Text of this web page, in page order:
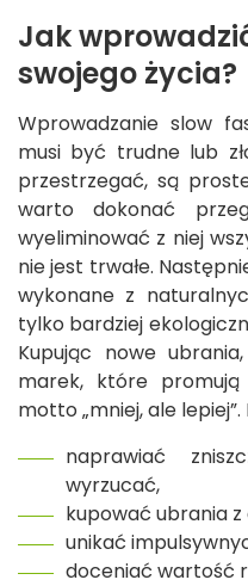
Jak
swojego życia?
Wprowadzanie slow
musi być trudne lub
przestrzegać, są
warto dokonać
wyeliminować z niej
nie jest trwałe.
wykonane z
tylko bardziej
Kupując nowe
marek, które
motto „mniej, ale
naprawiać
wyrzucać,
kupować ubrania
unikać
doceniać wartość